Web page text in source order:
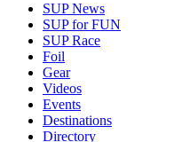
SUP News
SUP for FUN
SUP Race
Foil
Gear
Videos
Events
Destinations
Directory